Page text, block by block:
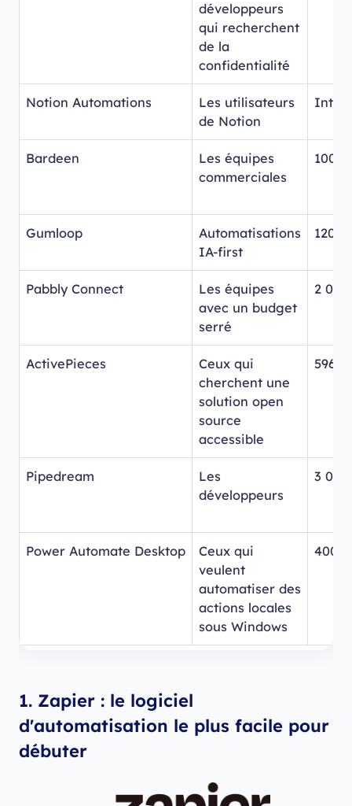
développeurs
qui recherchent
de la
confidentialité
Notion Automations
Les utilisateurs
de Notion
Bardeen
Les équipes
commerciales
100+
Gumloop
Automatisations
IA-first
120+
Pabbly Connect
Les équipes
avec un budget
serré
2
ActivePieces
Ceux qui
cherchent une
solution open
source
accessible
596
Pipedream
Les
développeurs
3
Power Automate Desktop
Ceux qui
veulent
automatiser des
actions locales
sous Windows
400+
1. Zapier : le logiciel
d'automatisation le plus facile pour
débuter